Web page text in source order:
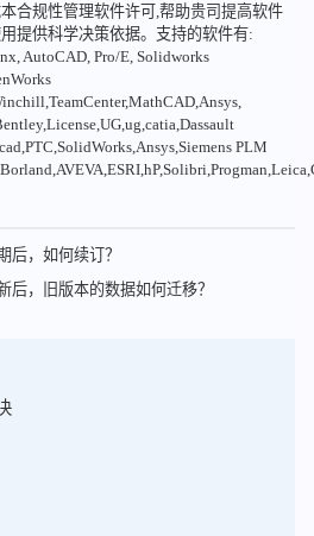
合规性管理软件许可,帮助贵司提高软件
提供科学决策依据。支持的软件有:
AutoCAD, Pro/E, Solidworks
PLM
后，如何续订？
后，旧版本的数据如何迁移？